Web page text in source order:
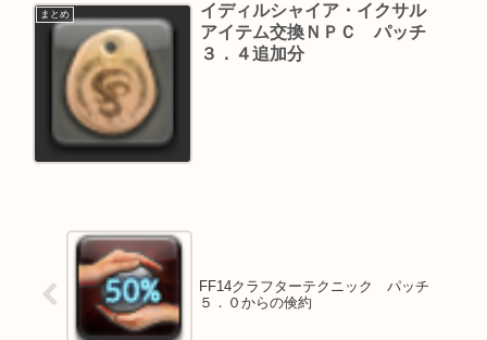
まとめ
イディルシャイア・イクサル
アイテム交換ＮＰＣ パッチ
３．４追加分
FF14クラフターテクニック パッチ
５．０からの倹約